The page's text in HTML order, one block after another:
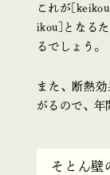
これが[keikou]
ikou]となる
るでしょう。
また、断熱
がるので、年
そとん壁